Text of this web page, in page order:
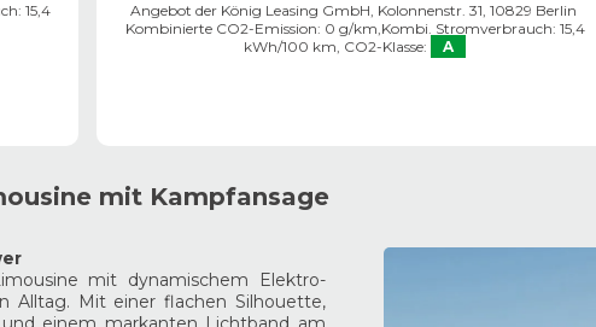
15,4
Angebot der König Leasing GmbH, Kolonnenstr. 31, 10829 Berlin ​
Kombinierte CO2-Emission: 0 g/km,Kombi. Stromverbrauch: 15,4
kWh/100 km, CO2-Klasse: A
mit Kampfansage
mit dynamischem Elektro-
Alltag. Mit einer flachen Silhouette,